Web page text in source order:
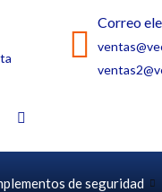
Correo
de seguridad